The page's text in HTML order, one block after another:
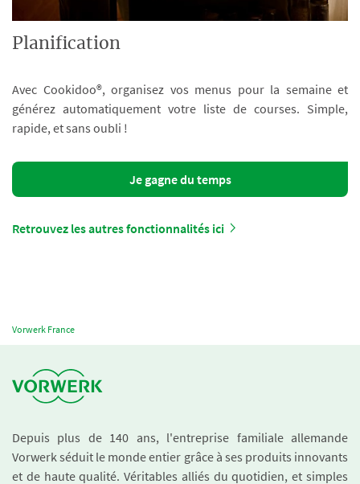
Planification
Avec Cookidoo®, organisez vos menus pour la semaine et
générez automatiquement votre liste de courses. Simple,
rapide, et sans oubli !
Je gagne du temps
Retrouvez les autres fonctionnalités ici
Vorwerk France
Depuis plus de 140 ans, l'entreprise familiale allemande
Vorwerk séduit le monde entier grâce à ses produits innovants
et de haute qualité. Véritables alliés du quotidien, et simples